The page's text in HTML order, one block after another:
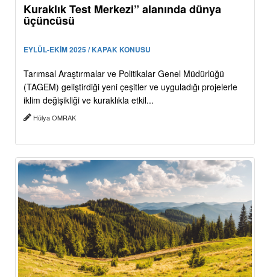
Kuraklık Test Merkezi” alanında dünya
üçüncüsü
EYLÜL-EKİM 2025 / KAPAK KONUSU
Tarımsal Araştırmalar ve Politikalar Genel Müdürlüğü
(TAGEM) geliştirdiği yeni çeşitler ve uyguladığı projelerle
iklim değişikliği ve kuraklıkla etkil...
Hülya OMRAK